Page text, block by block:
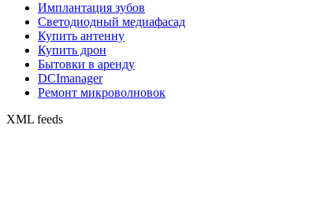
Имплантация зубов
Светодиодный медиафасад
Купить антенну
Купить дрон
Бытовки в аренду
DCImanager
Ремонт микроволновок
XML feeds